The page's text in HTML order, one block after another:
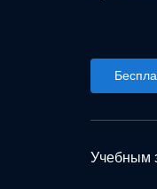
Учебным